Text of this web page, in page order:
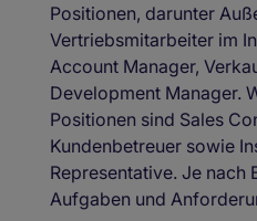
Positionen, darunter
Vertriebsmitarbeiter im
Account Manager,
Development Manager.
Positionen sind Sales
Kundenbetreuer sowie
Representative. Je nach
Aufgaben und